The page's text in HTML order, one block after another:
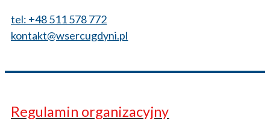
tel: +48 511 578 772
kontakt@wsercugdyni.pl
Regulamin organizacyjny